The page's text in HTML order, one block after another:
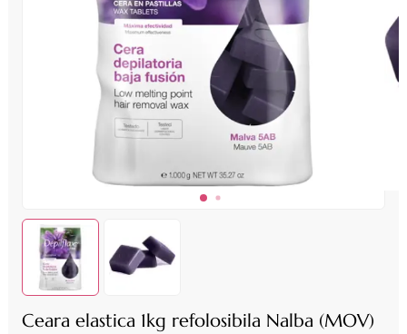
Ceara elastica 1kg refolosibila Nalba (MOV)